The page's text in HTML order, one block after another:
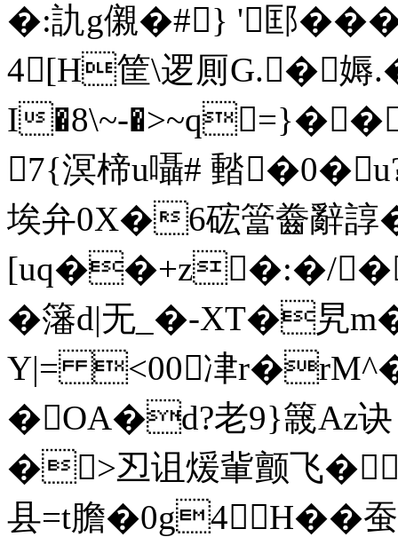
�:訅g儭�#} '邼��
4[H筐\逻厠G.�
I�8\~-
7{溟楴u囁# 濌
埃弁0X�6硡簹齤辭諄
[uq��+z�:�/
�籓d|无 _�-XT�旯
Y|= <00冿
�OA�d?老9}簚Az
�>丒诅煖軰颤飞�
县=t膽�0g4H��